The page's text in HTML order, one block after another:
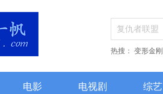
热搜： 变形金刚
电影 电视剧 综艺